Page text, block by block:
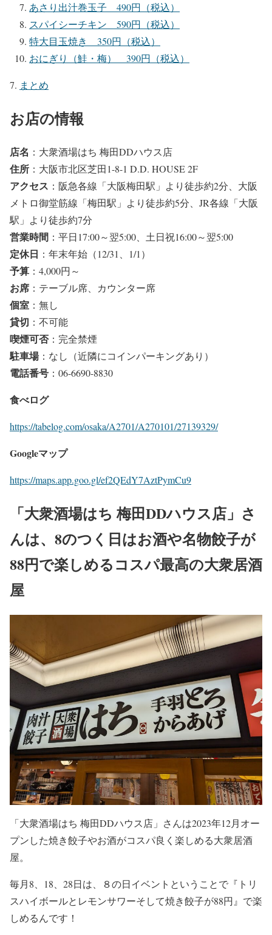
あさり出汁巻玉子 490円（税込）
スパイシーチキン 590円（税込）
特大目玉焼き 350円（税込）
おにぎり（鮭・梅） 390円（税込）
まとめ
お店の情報
店名 ：大衆酒場はち 梅田DDハウス店
住所 ：大阪市北区芝田1-8-1 D.D. HOUSE 2F
アクセス ：阪急各線「大阪梅田駅」より徒歩約2分、大阪
メトロ御堂筋線「梅田駅」より徒歩約5分、JR各線「大阪
駅」より徒歩約7分
営業時間 ：平日17:00～翌5:00、土日祝16:00～翌5:00
定休日 ：年末年始（12/31、1/1）
予算 ：4,000円～
お席 ：テーブル席、カウンター席
個室 ：無し
貸切 ：不可能
喫煙可否：完全禁煙
駐車場：なし（近隣にコインパーキングあり）
電話番号 ：06-6690-8830
食べログ
https://tabelog.com/osaka/A2701/A270101/27139329/
Googleマップ
https://maps.app.goo.gl/ef2QEdY7AztPymCu9
「大衆酒場はち 梅田DDハウス店」さ
んは、8のつく日はお酒や名物餃子が
88円で楽しめるコスパ最高の大衆居酒
屋
「大衆酒場はち 梅田DDハウス店」さんは2023年12月オー
プンした焼き餃子やお酒がコスパ良く楽しめる大衆居酒
屋。
毎月8、18、28日は、８の日イベントということで『トリ
スハイボールとレモンサワーそして焼き餃子が88円』で楽
しめるんです！